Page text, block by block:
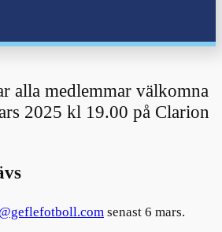
alla medlemmar välkomna
2025 kl 19.00 på Clarion
senast 6 mars.